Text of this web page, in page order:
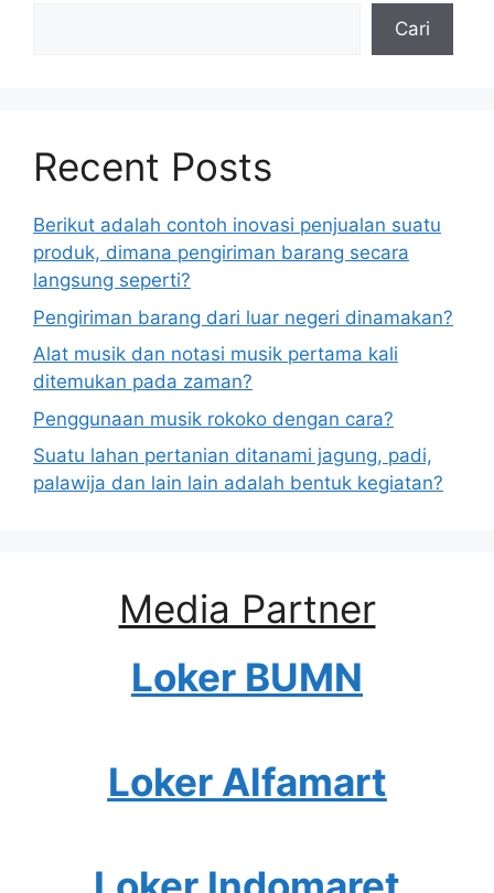
Cari
Recent Posts
Berikut adalah contoh inovasi penjualan suatu
produk, dimana pengiriman barang secara
langsung seperti?
Pengiriman barang dari luar negeri dinamakan?
Alat musik dan notasi musik pertama kali
ditemukan pada zaman?
Penggunaan musik rokoko dengan cara?
Suatu lahan pertanian ditanami jagung, padi,
palawija dan lain lain adalah bentuk kegiatan?
Media Partner
Loker BUMN
Loker Alfamart